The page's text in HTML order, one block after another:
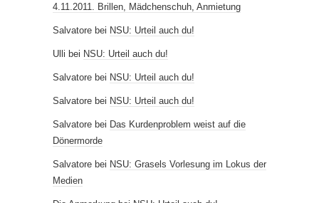
4.11.2011. Brillen, Mädchenschuh, Anmietung
Salvatore bei NSU: Urteil auch du!
Ulli bei NSU: Urteil auch du!
Salvatore bei NSU: Urteil auch du!
Salvatore bei NSU: Urteil auch du!
Salvatore bei Das Kurdenproblem weist auf die
Dönermorde
Salvatore bei NSU: Grasels Vorlesung im Lokus der
Medien